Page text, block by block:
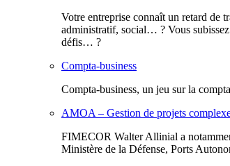
Votre entreprise connaît un retard de
administratif, social… ? Vous
défis… ?
Compta-business
Compta-business, un jeu sur la
AMOA – Gestion de projets
FIMECOR Walter Allinial a
Ministère de la Défense, Ports